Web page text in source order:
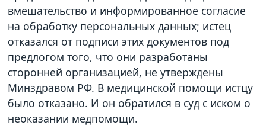
вмешательство и информированное согласие
на обработку персональных данных; истец
отказался от подписи этих документов под
предлогом того, что они разработаны
сторонней организацией, не утверждены
Минздравом РФ. В медицинской помощи истцу
было отказано. И он обратился в суд с иском о
неоказании медпомощи.